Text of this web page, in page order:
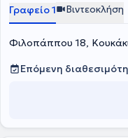
Συμβουλευτικής καθώς
Personal και Executive
Γραφείο 1 Βιντεοκλήση
Φιλοπάππου 18,
Επόμενη